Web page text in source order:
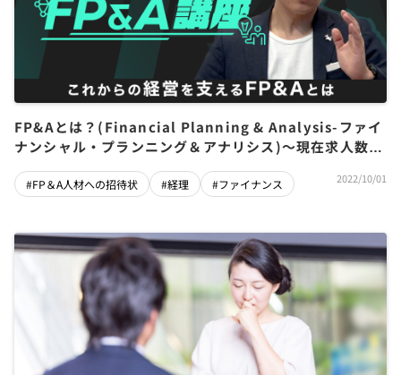
FP&Aとは？(Financial Planning & Analysis-ファイ
ナンシャル・プランニング＆アナリシス)～現在求人数急
#FP＆A人材への招待状 #経理 #ファイナンス 2022/10/01